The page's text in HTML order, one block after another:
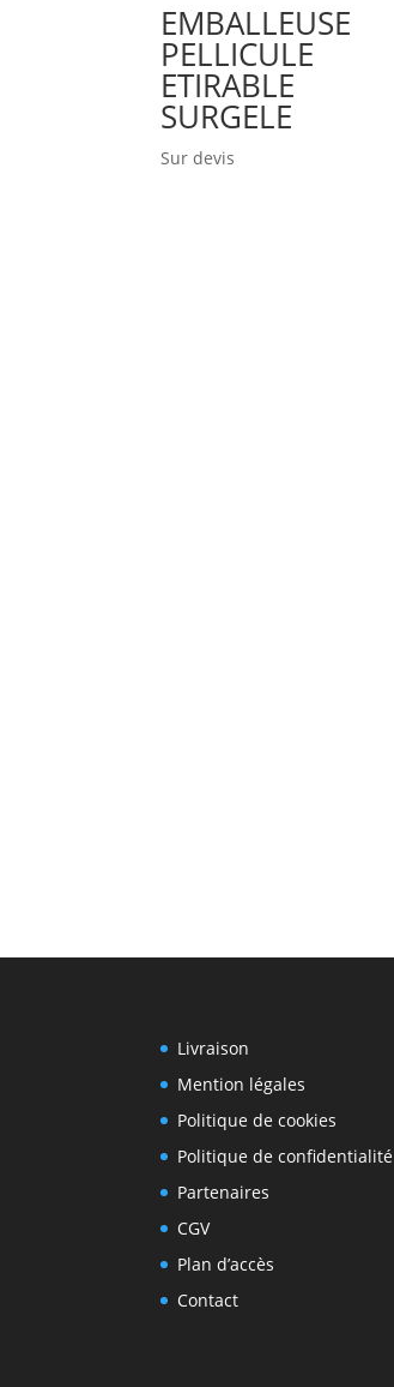
EMBALLEUSE
PELLICULE
ETIRABLE
SURGELE
Sur devis
Livraison
Mention légales
Politique de cookies
Politique de confidentialité
Partenaires
CGV
Plan d’accès
Contact